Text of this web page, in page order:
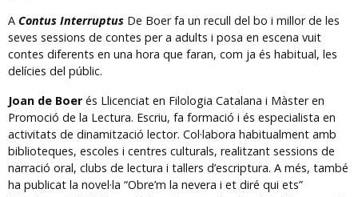
A Contus Interruptus De Boer fa un recull del bo i millor de les
seves sessions de contes per a adults i posa en escena vuit
contes diferents en una hora que faran, com ja és habitual, les
delícies del públic.
Joan de Boerés Llicenciat en Filologia Catalana i Màster en
Promoció de la Lectura. Escriu, fa formació i és especialista en
activitats de dinamització lector. Col·labora habitualment amb
biblioteques, escoles i centres culturals, realitzant sessions de
narració oral, clubs de lectura i tallers d’escriptura. A més, també
ha publicat la novel·la “Obre’m la nevera i et diré qui ets”